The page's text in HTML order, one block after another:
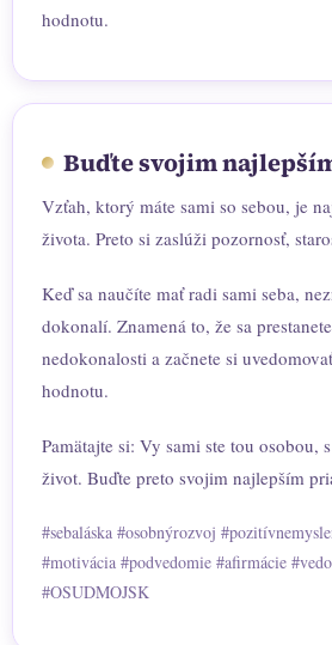
hodnotu.
Buďte svojim
Vzťah, ktorý máte sami so sebou, je
života. Preto si zaslúži pozornosť,
Keď sa naučíte mať radi sami seba,
dokonalí. Znamená to, že sa
nedokonalosti a začnete si
hodnotu.
Pamätajte si: Vy sami ste tou osobou,
život. Buďte preto svojim najlepším
#sebaláska #osobnýrozvoj
#motivácia #podvedomie #afirmácie
#OSUDMOJSK